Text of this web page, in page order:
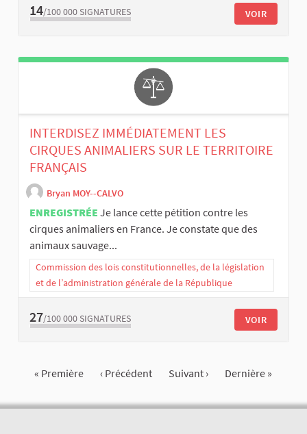
14/100 000 SIGNATURES VOIR
INTERDISEZ IMMÉDIATEMENT LES
CIRQUES ANIMALIERS SUR LE TERRITOIRE
FRANÇAIS
Bryan MOY--CALVO
ENREGISTRÉE Je lance cette pétition contre les
cirques animaliers en France. Je constate que des
animaux sauvage...
Commission des lois constitutionnelles, de la législation
et de l’administration générale de la République
27/100 000 SIGNATURES VOIR
« Première ‹ Précédent Suivant › Dernière »